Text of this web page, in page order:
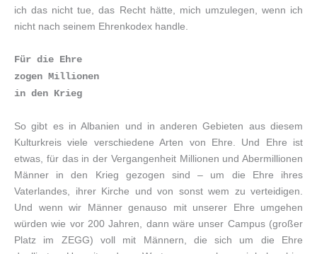
ich das nicht tue, das Recht hätte, mich umzulegen, wenn ich
nicht nach seinem Ehrenkodex handle.
Für die Ehre
zogen Millionen
in den Krieg
So gibt es in Albanien und in anderen Gebieten aus diesem
Kulturkreis viele verschiedene Arten von Ehre. Und Ehre ist
etwas, für das in der Vergangenheit Millionen und Abermillionen
Männer in den Krieg gezogen sind – um die Ehre ihres
Vaterlandes, ihrer Kirche und von sonst wem zu verteidigen.
Und wenn wir Männer genauso mit unserer Ehre umgehen
würden wie vor 200 Jahren, dann wäre unser Campus (großer
Platz im ZEGG) voll mit Männern, die sich um die Ehre